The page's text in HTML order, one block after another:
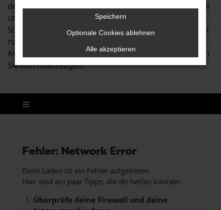
den Stadtverkehr als auch Fahrten auf der Landstraße
und profitieren zudem vom üppig bemessenen
Stauraum. Des Weiteren erfreuen Sie sich auf Fahrten
rund um Kelheim an einer ganzen Reihe von Extras,
Assistenzsystemen und Sicherheitsfunktionen. Lassen
Sie sich überzeugen.
Fehler: Network Error
Beim Laden ist ein Fehler aufgetreten.
Hier sind ein paar Tipps, die dir helfen können:
Überprüfe deine Firewall und deine
Speichern
Optionale Cookies ablehnen
Alle akzeptieren